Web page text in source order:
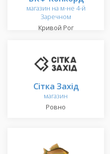
магазин на м-не 4-й
Заречном
Кривой Рог
Сітка Захід
магазин
Ровно